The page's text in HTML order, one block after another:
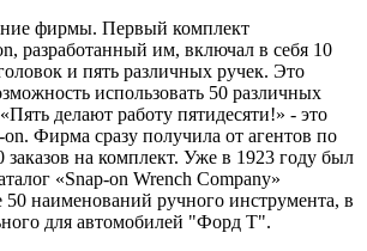
фирмы. Первый комплект
разработанный им, включал в себя 10
и пять различных ручек. Это
использовать 50 различных
делают работу пятидесяти!» - это
on. Фирма сразу получила от агентов по
заказов на комплект. Уже в 1923 году был
«Snap-on Wrench Company»
наименований ручного инструмента, в
для автомобилей "Форд Т".